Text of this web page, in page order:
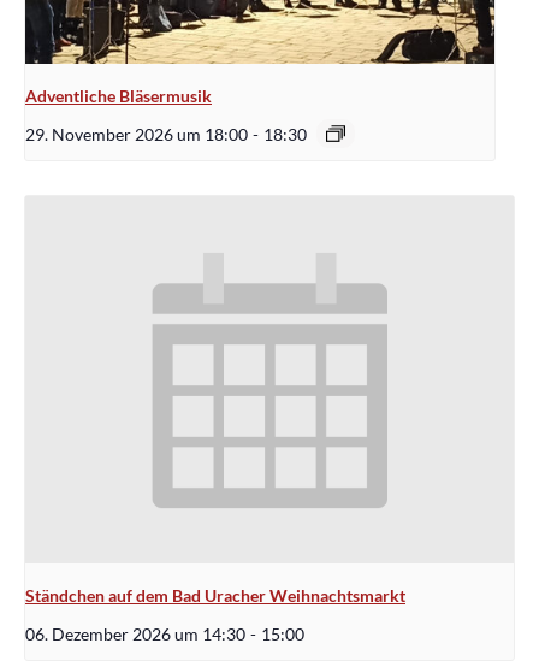
Adventliche Bläsermusik
29. November 2026 um 18:00 - 18:30
Ständchen auf dem Bad Uracher Weihnachtsmarkt
06. Dezember 2026 um 14:30 - 15:00